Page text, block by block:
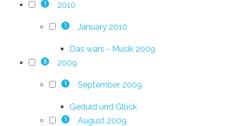
1 2010
1 January 2010
Das wars - Musik 2009
5 2009
1 September 2009
Geduld und Glück
1 August 2009